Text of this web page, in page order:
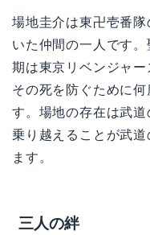
場地圭介は東卍壱番
いた仲間の一人です
期は東京リベンジャ
その死を防ぐために
す。場地の存在は武
乗り越えることが武
ます。
三人の絆